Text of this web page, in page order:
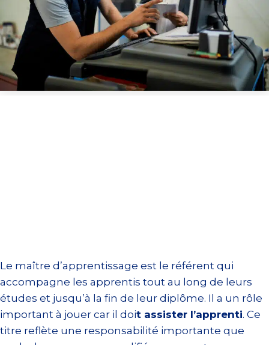
Le maître d’apprentissage est le référent qui
accompagne les apprentis tout au long de leurs
études et jusqu’à la fin de leur diplôme. Il a un rôle
important à jouer car il doit assister l’apprenti. Ce
titre reflète une responsabilité importante que